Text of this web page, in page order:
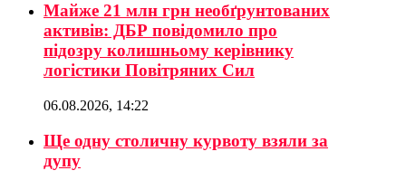
Майже 21 млн грн необґрунтованих
активів: ДБР повідомило про
підозру колишньому керівнику
логістики Повітряних Сил
06.08.2026, 14:22
Ще одну столичну курвоту взяли за
дупу